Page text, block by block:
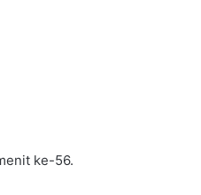
ke-56.